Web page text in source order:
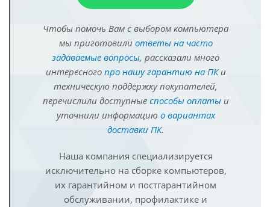
Чтобы помочь Вам с выбором компьютера
мы приготовили ответы на часто
задаваемые вопросы, рассказали много
интересного про нашу гарантию на ПКи
техническую поддержку покупателей,
перечислили доступные способы оплатыи
уточнили информацию о вариантах
доставки ПК.
Наша компания специализируется
исключительно на сборке компьютеров,
их гарантийном и постгарантийном
обслуживании, профилактике и